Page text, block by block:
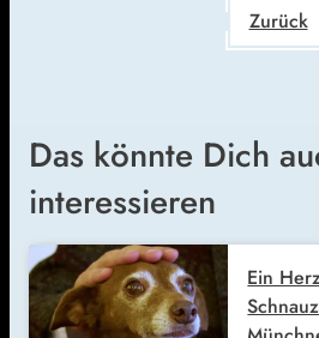
Zurück
Das könnte Dich
interessieren
Ein